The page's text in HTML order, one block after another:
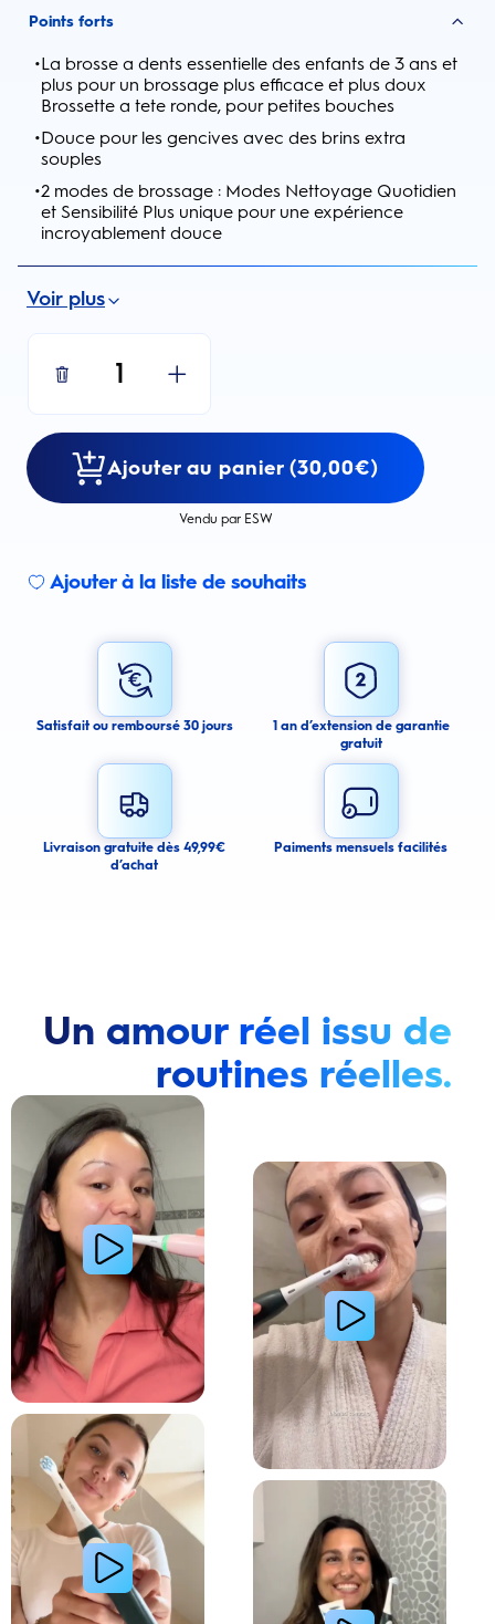
Points forts
•La brosse a dents essentielle des enfants de 3 ans et
plus pour un brossage plus efficace et plus doux
Brossette a tete ronde, pour petites bouches
•Douce pour les gencives avec des brins extra
souples
•2 modes de brossage : Modes Nettoyage Quotidien
et Sensibilité Plus unique pour une expérience
incroyablement douce
Voir plus
1
Ajouter au panier (30,00€)
Vendu par ESW
Ajouter à la liste de souhaits
I agree to receive email alerts about this product.
By signing up for email alerts, you agree to receive email
communications regarding this product. We may use your email address
to send you email messages about product availability. We process your
personal data as stated in our Privacy Policy. You may withdraw your
consent or manage your email preferences at any time.
Cancel
Satisfait ou remboursé 30 jours
1 an d’extension de garantie
gratuit
Livraison gratuite dès 49,99€
d’achat
Paiments mensuels facilités
Un amour réel issu de
routines réelles.
Lire la vidéo : Une jeune femme montre comment elle a amélioré l’apparence de ses dents
Lire la vidéo : Une jeune femme partage sa
Lire la vidéo : La routine du matin d’une jeune femme avec le système de brosse à dents
Lire la vidéo : Le secret d’une jeune femme